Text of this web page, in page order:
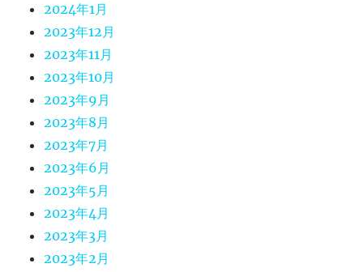
2024年1月
2023年12月
2023年11月
2023年10月
2023年9月
2023年8月
2023年7月
2023年6月
2023年5月
2023年4月
2023年3月
2023年2月